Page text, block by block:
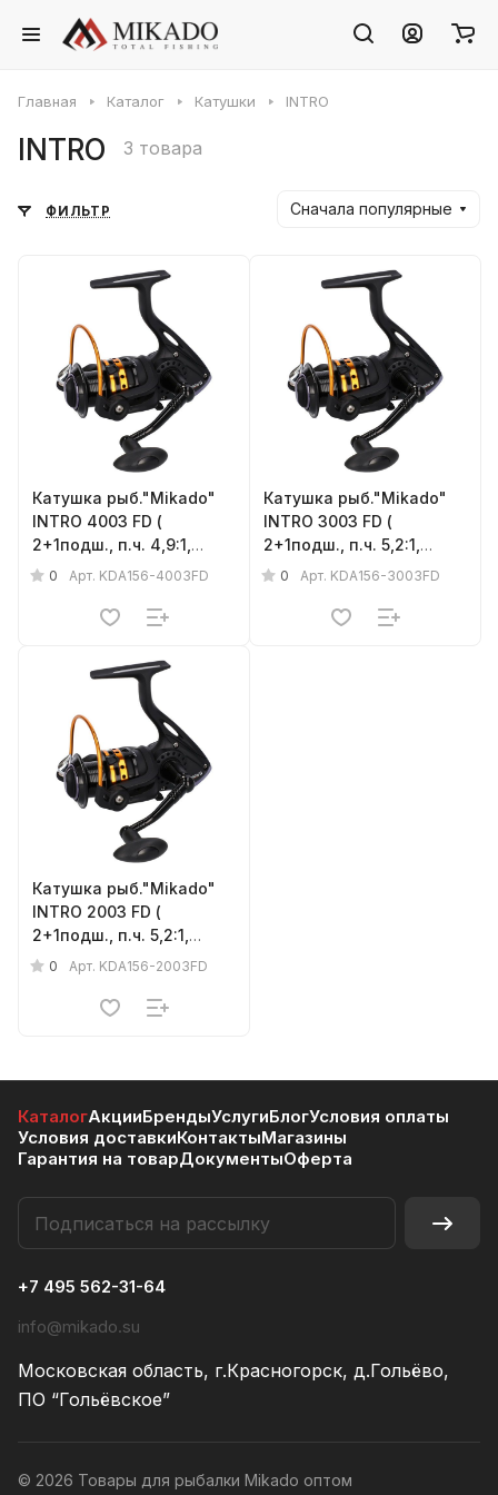
Главная Каталог Катушки INTRO
INTRO 3 товара
ФИЛЬТР Сначала популярные
Катушка рыб."Mikado"
INTRO 4003 FD (
2+1подш., п.ч. 4,9:1,
0.35/190, до 7кг) 345г.
0 Арт. KDA156-4003FD
Катушка рыб."Mikado"
INTRO 3003 FD (
2+1подш., п.ч. 5,2:1,
0.30/150, до 6кг) 335г.
0 Арт. KDA156-3003FD
Катушка рыб."Mikado"
INTRO 2003 FD (
2+1подш., п.ч. 5,2:1,
0.20/200, до 5кг) 200г.
0 Арт. KDA156-2003FD
КаталогАкцииБрендыУслугиБлогУсловия оплаты
Условия доставкиКонтактыМагазины
Гарантия на товарДокументыОферта
+7 495 562-31-64
info@mikado.su
Московская область, г.Красногорск, д.Гольёво,
ПО “Гольёвское”
© 2026 Товары для рыбалки Mikado оптом